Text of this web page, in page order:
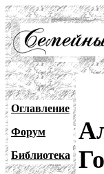
Оглавление
Форум
Библиотека